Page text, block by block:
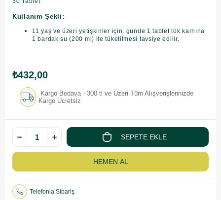
Kullanım Şekli:
11 yaş ve üzeri yetişkinler için, günde 1 tablet tok karnına
1 bardak su (200 ml) ile tüketilmesi tavsiye edilir.
₺432,00
Kargo Bedava - 300 tl ve Üzeri Tüm Alışverişlerinizde
Kargo Ücretsiz
Telefonla Sipariş